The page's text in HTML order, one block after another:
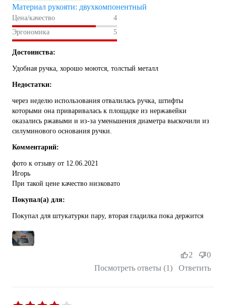
Материал рукояти: двухкомпонентный
Цена/качество
4
Эргономика
5
Достоинства:
Удобная ручка, хорошо моются, толстый металл
Недостатки:
через неделю использования отвалилась ручка, штифты
которыми она приваривалась к площадке из нержавейки
оказались ржавыми и из-за уменьшения диаметра выскочили из
силуминового основания ручки.
Комментарий:
фото к отзыву от 12.06.2021
Игорь
При такой цене качество низковато
Покупал(а) для:
Покупал для штукатурки пару, вторая гладилка пока держится
Посмотреть ответы (1) Ответить
2 0